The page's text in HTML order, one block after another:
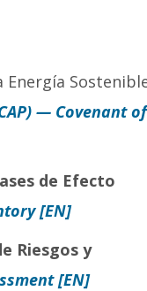
Energía
— Covenant of
de Efecto
[EN]
Riesgos y
[EN]